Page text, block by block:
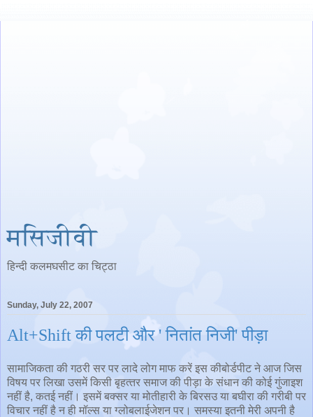
मसिजीवी
हिन्‍दी कलमघसीट का चिट्ठा
Sunday, July 22, 2007
Alt+Shift की पलटी और ' नितांत निजी' पीड़ा
सामाजिकता की गठरी सर पर लादे लोग माफ करें इस कीबोर्डपीट ने आज जिस
विषय पर लिखा उसमें किसी बृहत्‍तर समाज की पीड़ा के संधान की कोई गुंजाइश
नहीं है, कतई नहीं। इसमें बक्‍सर या मोतीहारी के बिरसउ या बघीरा की गरीबी पर
विचार नहीं है न ही मॉल्स या ग्‍‍लोबलाईजेशन पर। समस्‍या इतनी मेरी अपनी है